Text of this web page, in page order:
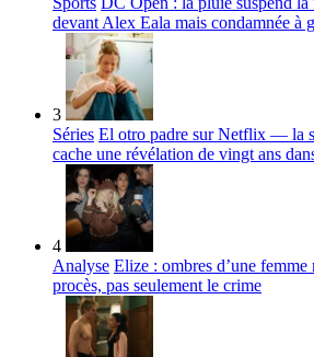
devant Alex Eala mais condamnée à
3
Séries El otro padre sur Netflix — la
cache une révélation de vingt ans
4
Analyse Elize : ombres d’une femme
procès, pas seulement le crime